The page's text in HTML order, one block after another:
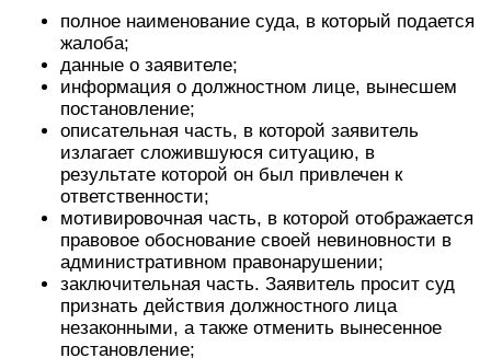
полное наименование суда, в который подается
жалоба;
данные о заявителе;
информация о должностном лице, вынесшем
постановление;
описательная часть, в которой заявитель
излагает сложившуюся ситуацию, в
результате которой он был привлечен к
ответственности;
мотивировочная часть, в которой отображается
правовое обоснование своей невиновности в
административном правонарушении;
заключительная часть. Заявитель просит суд
признать действия должностного лица
незаконными, а также отменить вынесенное
постановление;